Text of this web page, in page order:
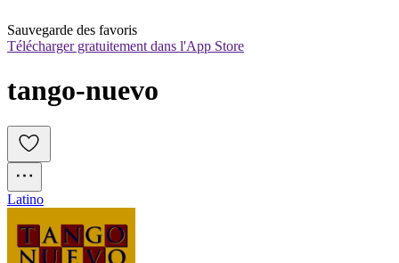
Sauvegarde des favoris
Télécharger gratuitement dans l'App Store
tango-nuevo
Latino